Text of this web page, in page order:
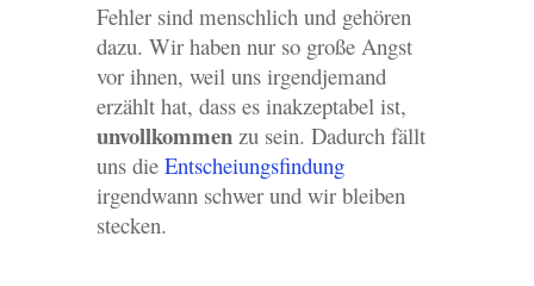
Fehler sind menschlich und gehören
dazu. Wir haben nur so große Angst
vor ihnen, weil uns irgendjemand
erzählt hat, dass es inakzeptabel ist,
unvollkommenzu sein. Dadurch fällt
uns die Entscheiungsfindung
irgendwann schwer und wir bleiben
stecken.